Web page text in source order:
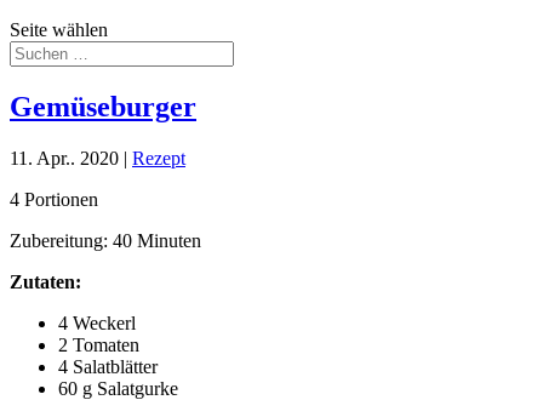
Seite wählen
Gemüseburger
11. Apr.. 2020 | Rezept
4 Portionen
Zubereitung: 40 Minuten
Zutaten:
4 Weckerl
2 Tomaten
4 Salatblätter
60 g Salatgurke